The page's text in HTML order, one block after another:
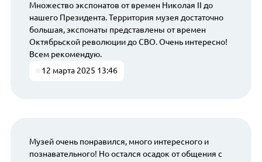
Множество экспонатов от времен Николая II до
нашего Президента. Территория музея достаточно
большая, экспонаты представлены от времен
Октябрьской революции до СВО. Очень интересно!
Всем рекомендую.
12 марта 2025 13:46
Музей очень понравился, много интересного и
познавательного! Но остался осадок от общения с